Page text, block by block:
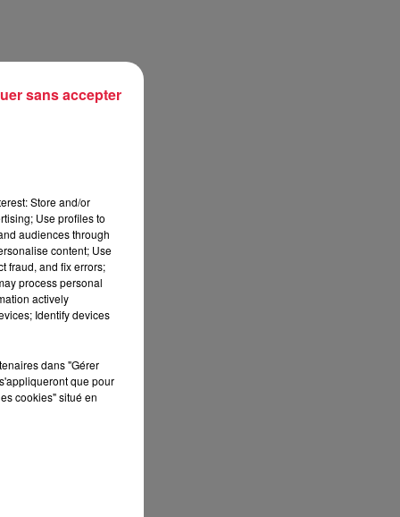
Store and/or
Use profiles to
audiences through
content; Use
fraud, and fix errors;
process personal
actively
Identify devices
dans "Gérer
que pour
cookies" situé en
sans accepter